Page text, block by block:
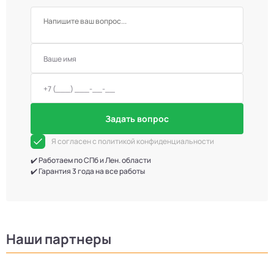
Задать вопрос
Я согласен с политикой конфиденциальности
✔️ Работаем по СПб и Лен. области
✔️ Гарантия 3 года на все работы
Наши партнеры